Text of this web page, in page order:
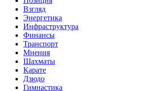
Взгляд
Энергетика
Инфраструктура
Финансы
Транспорт
Мнения
Шахматы
Карате
Дзюдо
Гимнастика